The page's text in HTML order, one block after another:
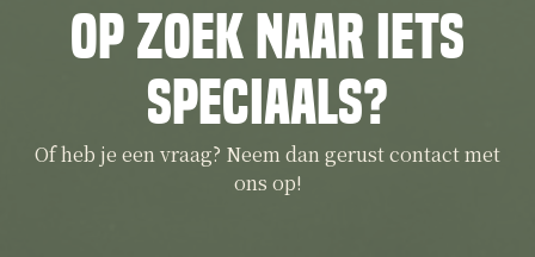
Op zoek naar iets
speciaals?
Of heb je een vraag? Neem dan gerust contact met
ons op!